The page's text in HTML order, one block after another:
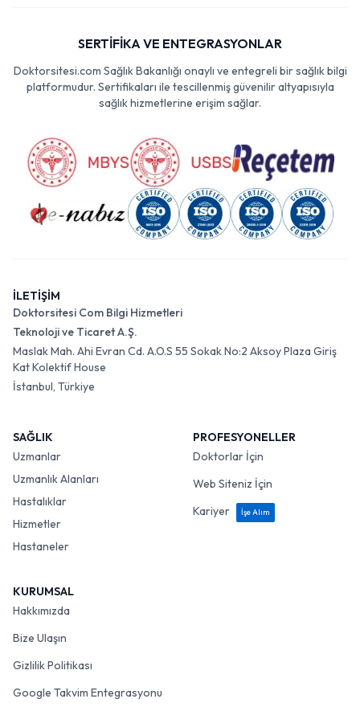
SERTİFİKA VE ENTEGRASYONLAR
Doktorsitesi.com Sağlık Bakanlığı onaylı ve entegreli bir sağlık bilgi
platformudur. Sertifikaları ile tescillenmiş güvenilir altyapısıyla
sağlık hizmetlerine erişim sağlar.
İLETİŞİM
Doktorsitesi Com Bilgi Hizmetleri
Teknoloji ve Ticaret A.Ş.
Maslak Mah. Ahi Evran Cd. A.O.S 55 Sokak No:2 Aksoy Plaza Giriş
Kat Kolektif House
İstanbul, Türkiye
SAĞLIK
Uzmanlar
Uzmanlık Alanları
Hastalıklar
Hizmetler
Hastaneler
PROFESYONELLER
Doktorlar İçin
Web Siteniz İçin
Kariyer
İşe Alım
KURUMSAL
Hakkımızda
Bize Ulaşın
Gizlilik Politikası
Google Takvim Entegrasyonu